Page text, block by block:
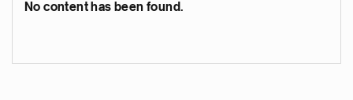
No content has been found.